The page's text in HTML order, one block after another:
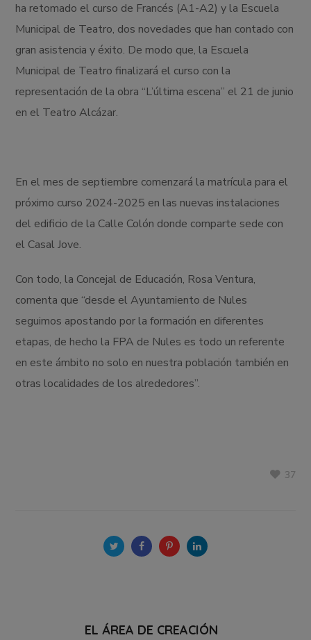
ha retomado el curso de Francés (A1-A2) y la Escuela
Municipal de Teatro, dos novedades que han contado con
gran asistencia y éxito. De modo que, la Escuela
Municipal de Teatro finalizará el curso con la
representación de la obra “L’última escena” el 21 de junio
en el Teatro Alcázar.
En el mes de septiembre comenzará la matrícula para el
próximo curso 2024-2025 en las nuevas instalaciones
del edificio de la Calle Colón donde comparte sede con
el Casal Jove.
Con todo, la Concejal de Educación, Rosa Ventura,
comenta que “desde el Ayuntamiento de Nules
seguimos apostando por la formación en diferentes
etapas, de hecho la FPA de Nules es todo un referente
en este ámbito no solo en nuestra población también en
otras localidades de los alrededores”.
37
EL ÁREA DE CREACIÓN